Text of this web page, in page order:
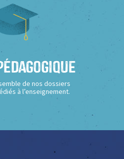
de nos dossiers
à l’enseignement.